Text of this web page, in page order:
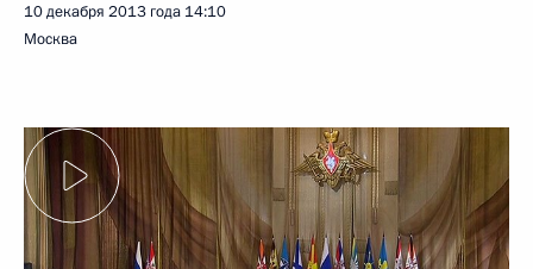
10 декабря 2013 года 14:10
Москва